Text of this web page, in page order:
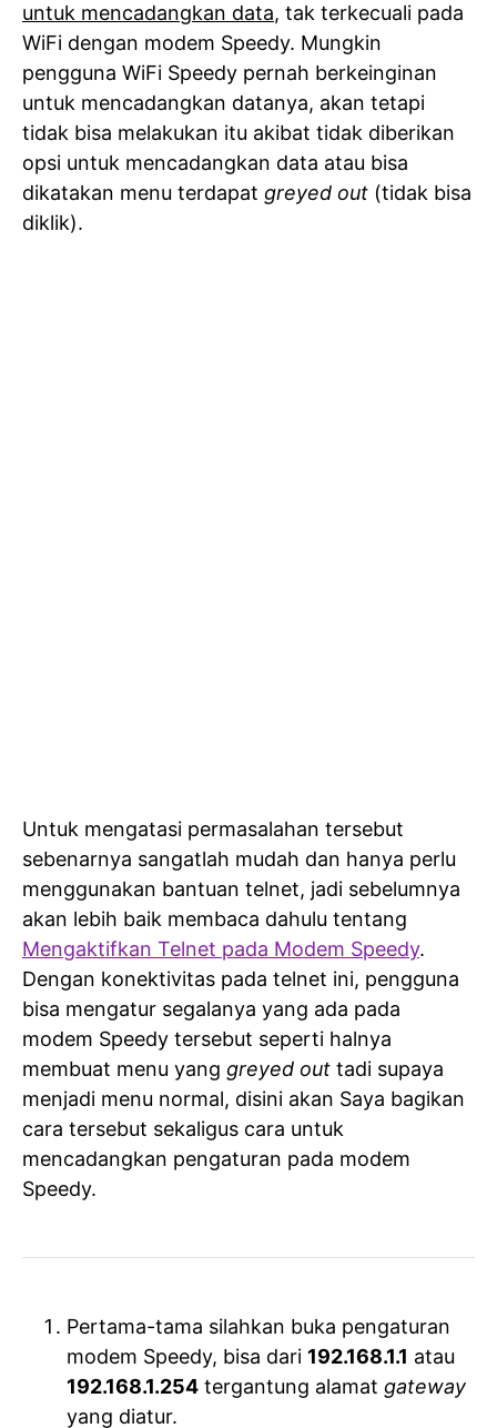
untuk mencadangkan data, tak terkecuali pada
WiFi dengan modem Speedy. Mungkin
pengguna WiFi Speedy pernah berkeinginan
untuk mencadangkan datanya, akan tetapi
tidak bisa melakukan itu akibat tidak diberikan
opsi untuk mencadangkan data atau bisa
dikatakan menu terdapat greyed out (tidak bisa
diklik).
Untuk mengatasi permasalahan tersebut
sebenarnya sangatlah mudah dan hanya perlu
menggunakan bantuan telnet, jadi sebelumnya
akan lebih baik membaca dahulu tentang
Mengaktifkan Telnet pada Modem Speedy.
Dengan konektivitas pada telnet ini, pengguna
bisa mengatur segalanya yang ada pada
modem Speedy tersebut seperti halnya
membuat menu yang greyed out tadi supaya
menjadi menu normal, disini akan Saya bagikan
cara tersebut sekaligus cara untuk
mencadangkan pengaturan pada modem
Speedy.
Pertama-tama silahkan buka pengaturan
modem Speedy, bisa dari 192.168.1.1 atau
192.168.1.254 tergantung alamat gateway
yang diatur.